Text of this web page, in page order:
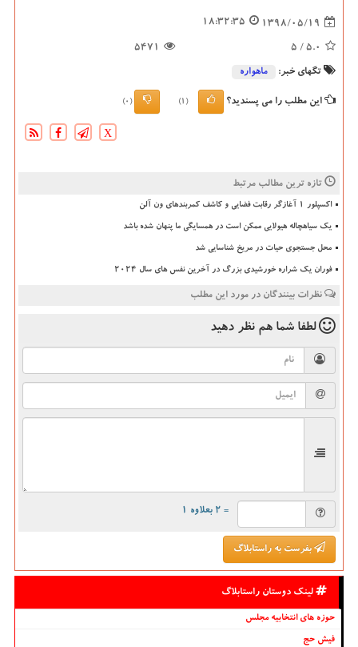
1398/05/19
18:32:35
5.0
/ 5
5471
تگهای خبر: ماهواره
این مطلب را می پسندید؟ (1)
(0)
X
تازه ترین مطالب مرتبط
اکسپلور ۱ آغازگر رقابت فضایی و کاشف کمربندهای ون آلن
یک سیاهچاله هیولایی ممکن است در همسایگی ما پنهان شده باشد
محل جستجوی حیات در مریخ شناسایی شد
فوران یک شراره خورشیدی بزرگ در آخرین نفس های سال 2024
نظرات بینندگان در مورد این مطلب
لطفا شما هم نظر دهید
= ۲ بعلاوه ۱
بفرست به راستابلاگ
لینک دوستان راستابلاگ
حوزه های انتخابیه مجلس
فیش حج